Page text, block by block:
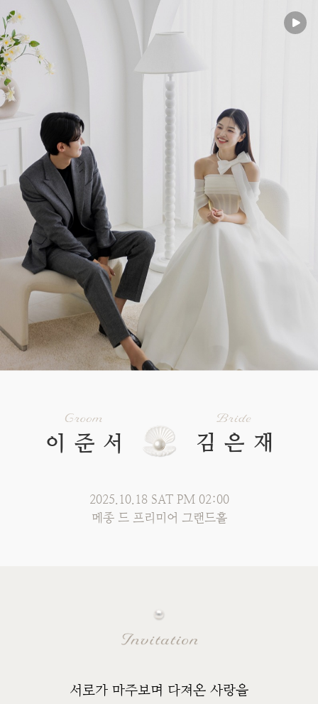
이준서 김은재
2025.10.18 SAT PM 02:00
메종 드 프리미어 그랜드홀
서로가 마주보며 다져온 사랑을